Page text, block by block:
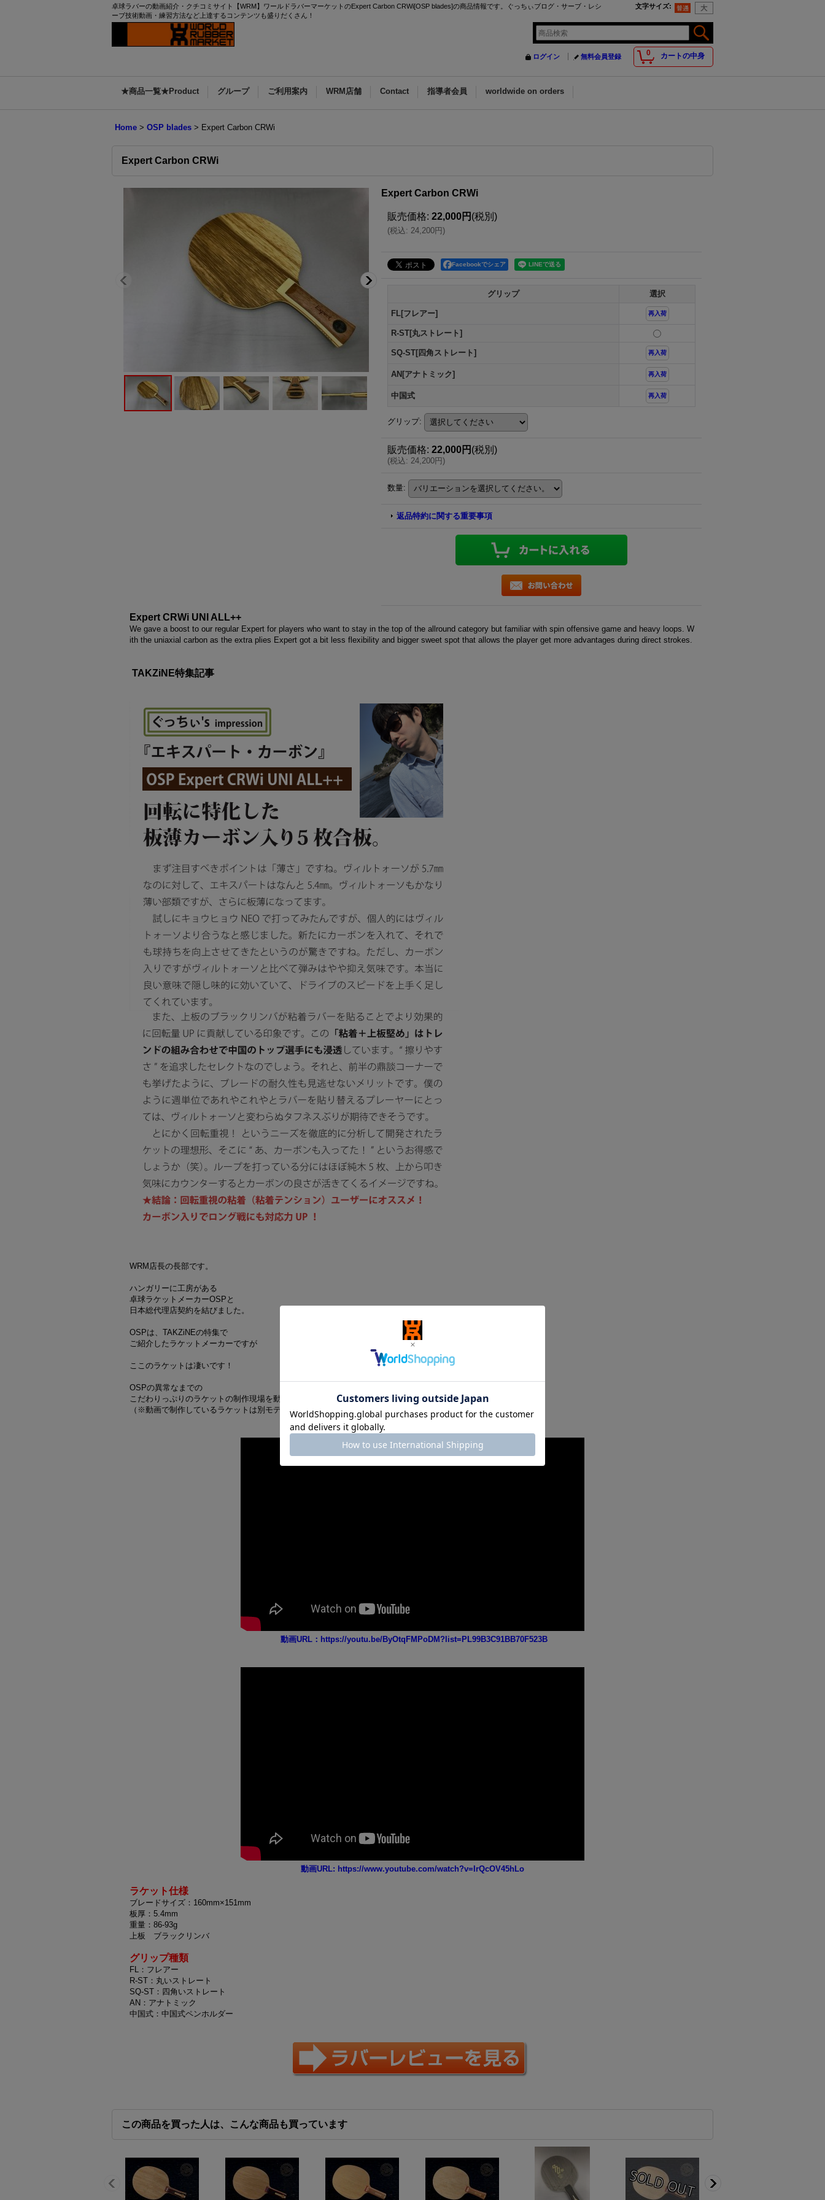
卓球ラバーの動画紹介・クチコミサイト【WRM】ワールドラバーマーケットのExpert Carbon CRWi[OSP blades]の商品情報です。ぐっちぃブログ・サーブ・レシ
ーブ技術動画・練習方法など上達するコンテンツも盛りだくさん！
文字サイズ:
0 カートの中身
ログイン 無料会員登録
★商品一覧★Product グループ ご利用案内 WRM店舗 Contact 指導者会員 worldwide on orders
Home > OSP blades > Expert Carbon CRWi
Expert Carbon CRWi
Expert Carbon CRWi
販売価格: 22,000円 (税別)
(税込: 24,200円)
Facebookでシェア
グリップ 選択
FL[フレアー] 再入荷
R-ST[丸ストレート]
SQ-ST[四角ストレート] 再入荷
AN[アナトミック] 再入荷
中国式 再入荷
グリップ:
販売価格: 22,000円 (税別)
(税込: 24,200円)
数量:
返品特約に関する重要事項
Expert CRWi UNI ALL++
We gave a boost to our regular Expert for players who want to stay in the top of the allround category but familiar with spin offensive game and heavy loops. W
ith the uniaxial carbon as the extra plies Expert got a bit less flexibility and bigger sweet spot that allows the player get more advantages during direct strokes.
TAKZiNE特集記事
WRM店長の長部です。
ハンガリーに工房がある
卓球ラケットメーカーOSPと
日本総代理店契約を結びました。
OSPは、TAKZiNEの特集で
ご紹介したラケットメーカーですが
ここのラケットは凄いです！
OSPの異常なまでの
こだわりっぷりのラケットの制作現場を動画でご覧ください。。。
（※動画で制作しているラケットは別モデルです。）
動画URL：https://youtu.be/ByOtqFMPoDM?list=PL99B3C91BB70F523B
動画URL: https://www.youtube.com/watch?v=IrQcOV45hLo
ラケット仕様
ブレードサイズ：160mm×151mm
板厚：5.4mm
重量：86-93g
上板 ブラックリンバ
グリップ種類
FL：フレアー
R-ST：丸いストレート
SQ-ST：四角いストレート
AN：アナトミック
中国式：中国式ペンホルダー
この商品を買った人は、こんな商品も買っています